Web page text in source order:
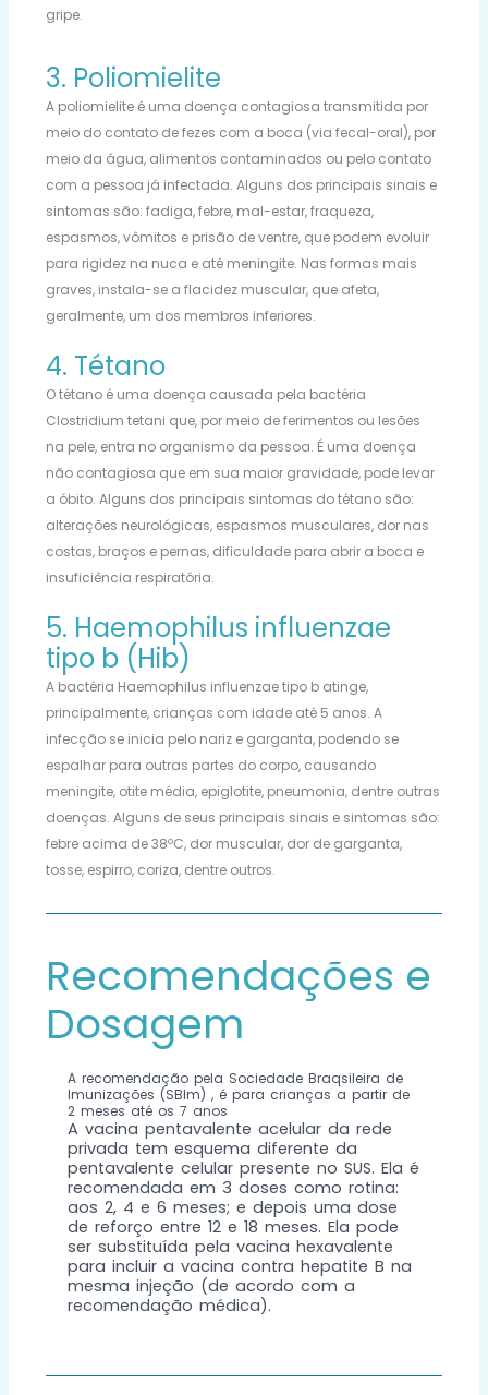
gripe.
3. Poliomielite
A poliomielite é uma doença contagiosa transmitida por
meio do contato de fezes com a boca (via fecal-oral), por
meio da água, alimentos contaminados ou pelo contato
com a pessoa já infectada. Alguns dos principais sinais e
sintomas são: fadiga, febre, mal-estar, fraqueza,
espasmos, vômitos e prisão de ventre, que podem evoluir
para rigidez na nuca e até meningite. Nas formas mais
graves, instala-se a flacidez muscular, que afeta,
geralmente, um dos membros inferiores.
4. Tétano
O tétano é uma doença causada pela bactéria
Clostridium tetani que, por meio de ferimentos ou lesões
na pele, entra no organismo da pessoa. É uma doença
não contagiosa que em sua maior gravidade, pode levar
a óbito. Alguns dos principais sintomas do tétano são:
alterações neurológicas, espasmos musculares, dor nas
costas, braços e pernas, dificuldade para abrir a boca e
insuficiência respiratória.
5. Haemophilus influenzae
tipo b (Hib)
A bactéria Haemophilus influenzae tipo b atinge,
principalmente, crianças com idade até 5 anos. A
infecção se inicia pelo nariz e garganta, podendo se
espalhar para outras partes do corpo, causando
meningite, otite média, epiglotite, pneumonia, dentre outras
doenças. Alguns de seus principais sinais e sintomas são:
febre acima de 38ºC, dor muscular, dor de garganta,
tosse, espirro, coriza, dentre outros.
Recomendações e
Dosagem
A recomendação pela Sociedade Braqsileira de
Imunizações (SBIm) , é para crianças a partir de
2 meses até os 7 anos
A vacina pentavalente acelular da rede
privada tem esquema diferente da
pentavalente celular presente no SUS. Ela é
recomendada em 3 doses como rotina:
aos 2, 4 e 6 meses; e depois uma dose
de reforço entre 12 e 18 meses. Ela pode
ser substituída pela vacina hexavalente
para incluir a vacina contra hepatite B na
mesma injeção (de acordo com a
recomendação médica).